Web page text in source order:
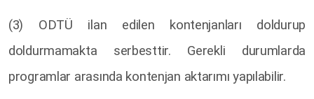
(3) ODTÜ ilan edilen kontenjanları doldurup
doldurmamakta serbesttir. Gerekli durumlarda
programlar arasında kontenjan aktarımı yapılabilir.